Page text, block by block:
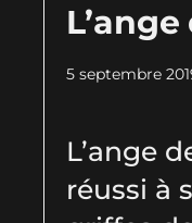
5 septembre
L’ange
réussi à